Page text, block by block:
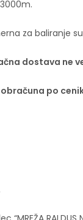
za baliranje
dostava ne
po